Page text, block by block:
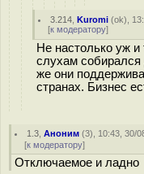
3.214 ,Kuromi (ok),
[к модератору]
Не настолько уж и
слухам
же они
странах. Бизнес
1.3 ,Аноним (3), 10:43, 30/
[к модератору]
Отключаемое и ладно